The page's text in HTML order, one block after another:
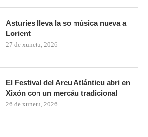
Asturies lleva la so música nueva a
Lorient
27 de xunetu, 2026
El Festival del Arcu Atlánticu abri en
Xixón con un mercáu tradicional
26 de xunetu, 2026